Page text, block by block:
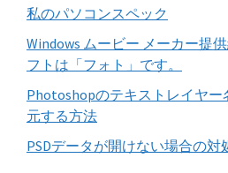
私のパソコンスペック
Windows ムービー メーカー提
フトは「フォト」です。
Photoshopのテキストレイヤ
元する方法
PSDデータが開けない場合の対